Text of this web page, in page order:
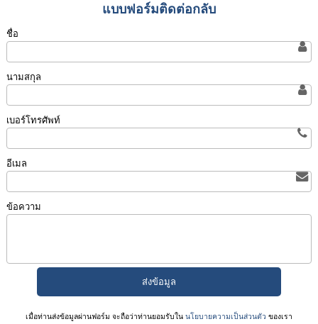
แบบฟอร์มติดต่อกลับ
ชื่อ
นามสกุล
เบอร์โทรศัพท์
อีเมล
ข้อความ
เมื่อท่านส่งข้อมูลผ่านฟอร์ม จะถือว่าท่านยอมรับในนโยบายความเป็นส่วนตัว ของเรา